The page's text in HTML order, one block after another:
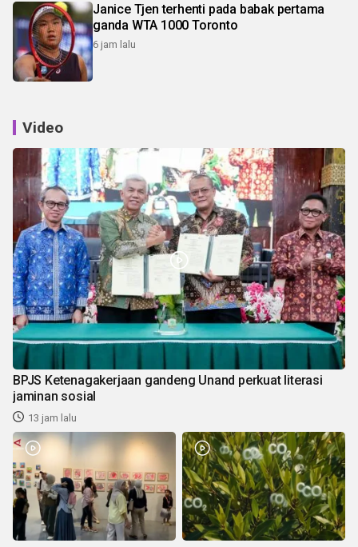
Janice Tjen terhenti pada babak pertama
ganda WTA 1000 Toronto
6 jam lalu
Video
BPJS Ketenagakerjaan gandeng Unand perkuat literasi
jaminan sosial
13 jam lalu